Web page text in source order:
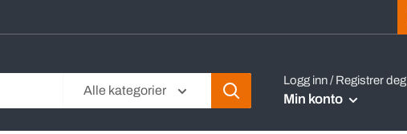
Alle kategorier
Logg inn / Registrer deg
Min konto